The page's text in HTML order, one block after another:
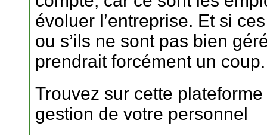
évoluer l’entreprise. Et si
ou s’ils ne sont pas bien
prendrait forcément un coup.
Trouvez sur cette
gestion de votre personnel